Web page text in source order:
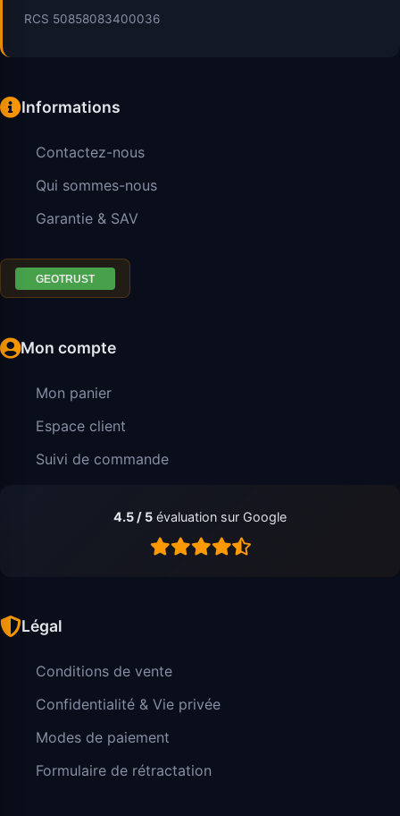
RCS 50858083400036
Informations
Contactez-nous
Qui sommes-nous
Garantie & SAV
Mon compte
Mon panier
Espace client
Suivi de commande
4.5 / 5 évaluation sur Google
Légal
Conditions de vente
Confidentialité & Vie privée
Modes de paiement
Formulaire de rétractation